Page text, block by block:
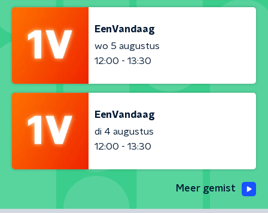
EenVandaag
wo 5 augustus
12:00 - 13:30
EenVandaag
di 4 augustus
12:00 - 13:30
Meer gemist